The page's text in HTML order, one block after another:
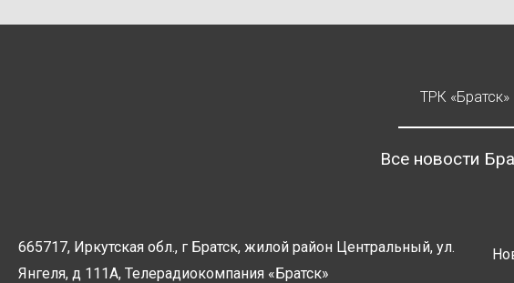
ТРК «Братск»
Все новости
665717, Иркутская обл., г Братск, жилой район Центральный, ул.
Янгеля, д 111А, Телерадиокомпания «Братск»